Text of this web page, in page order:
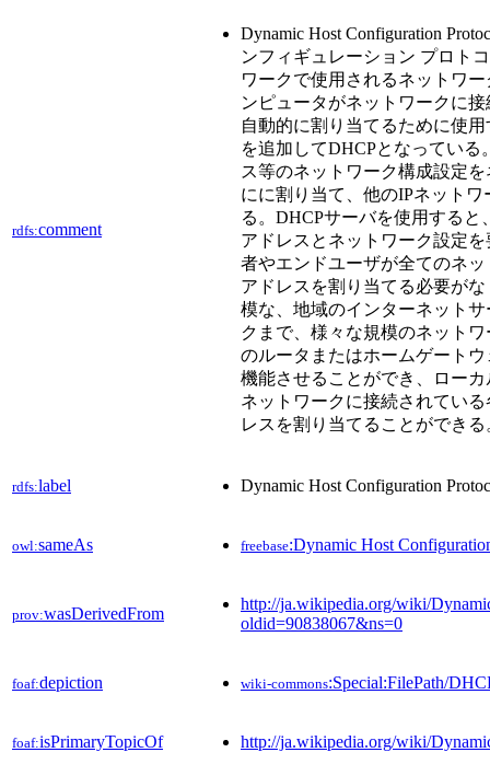
rdfs:comment
Dynamic Host Configuration
ンフィギュレーション プロト
ワークで使用されるネットワ
ンピュータがネットワークに
自動的に割り当てるために使
を追加してDHCPとなっている
ス等のネットワーク構成設定
にに割り当て、他のIPネット
る。DHCPサーバを使用する
アドレスとネットワーク設定
者やエンドユーザが全てのネ
アドレスを割り当てる必要が
模な、地域のインターネット
クまで、様々な規模のネット
のルータまたはホームゲート
機能させることができ、ロー
ネットワークに接続されてい
レスを割り当てることができる
rdfs:label Dynamic Host Configuration
owl:sameAs freebase:Dynamic Host
prov:wasDerivedFrom
http://ja.wikipedia.org/wiki/
oldid=90838067&ns=0
foaf:depiction wiki-commons:Special:FilePath/
foaf:isPrimaryTopicOf http://ja.wikipedia.org/wiki/